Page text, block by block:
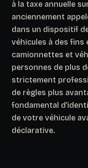
à la taxe annuelle
anciennement
dans un dispositif
véhicules à des fins
camionnettes et
personnes de plus
strictement
de règles plus
fondamental
de votre véhicule
déclarative.